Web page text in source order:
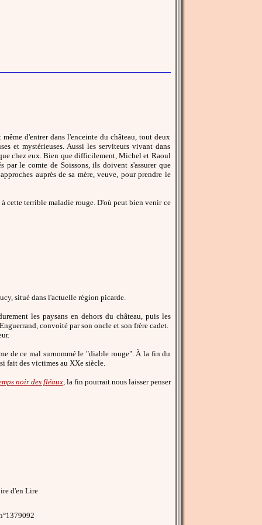
d'entrer dans l'enceinte du château, tout deux
et mystérieuses. Aussi les serviteurs vivant dans
chez eux. Bien que difficilement, Michel et Raoul
le comte de Soissons, ils doivent s'assurer que
auprès de sa mère, veuve, pour prendre le
cette terrible maladie rouge. D'où peut bien venir ce
situé dans l'actuelle région picarde.
les paysans en dehors du château, puis les
convoité par son oncle et son frère cadet.
de ce mal surnommé le "diable rouge". À la fin du
fait des victimes au XXe siècle.
noir des fléaux, la fin pourrait nous laisser penser
d'en Lire